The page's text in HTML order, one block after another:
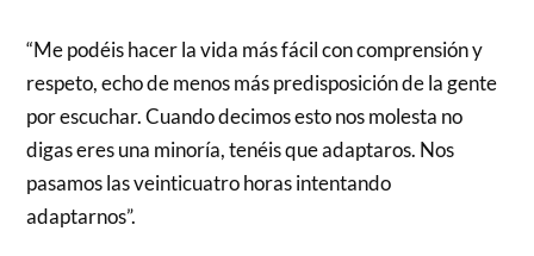
“Me podéis hacer la vida más fácil con comprensión y
respeto, echo de menos más predisposición de la gente
por escuchar. Cuando decimos esto nos molesta no
digas eres una minoría, tenéis que adaptaros. Nos
pasamos las veinticuatro horas intentando
adaptarnos”.